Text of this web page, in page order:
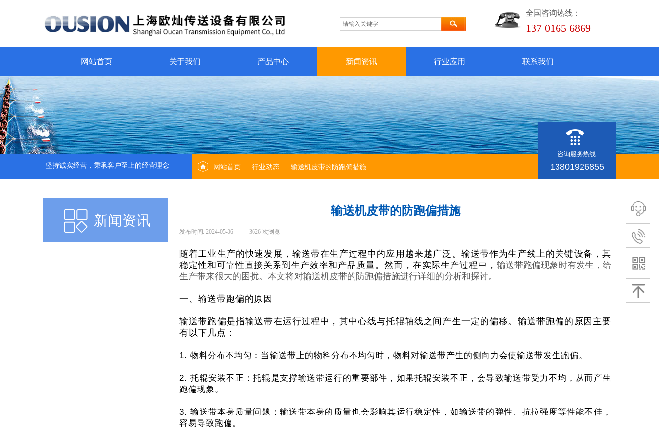
137 0165 6869
全国咨询热线：
网站首页 关于我们 产品中心 新闻资讯 行业应用 联系我们
13801926855
咨询服务热线
网站首页
≡ 行业动态 ≡ 输送机皮带的防跑偏措施
坚持诚实经营，秉承客户至上的经营理念
新闻资讯
输送机皮带的防跑偏措施
发布时间: 2024-05-06 3626 次浏览
随着工业生产的快速发展，输送带在生产过程中的应用越来越广泛。输送带作为生产线上的关键设备，其
稳定性和可靠性直接关系到生产效率和产品质量。然而，在实际生产过程中， 输送带跑偏现象时有发生，给
生产带来很大的困扰。本文将对输送机皮带的防跑偏措施进行详细的分析和探讨。
一、输送带跑偏的原因
输送带跑偏是指输送带在运行过程中，其中心线与托辊轴线之间产生一定的偏移。输送带跑偏的原因主要
有以下几点：
1. 物料分布不均匀：当输送带上的物料分布不均匀时，物料对输送带产生的侧向力会使输送带发生跑偏。
2. 托辊安装不正：托辊是支撑输送带运行的重要部件，如果托辊安装不正，会导致输送带受力不均，从而产生
跑偏现象。
3. 输送带本身质量问题：输送带本身的质量也会影响其运行稳定性，如输送带的弹性、抗拉强度等性能不佳，
容易导致跑偏。
新闻资讯